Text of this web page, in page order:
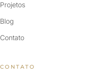
Projetos
Blog
Contato
CONTATO